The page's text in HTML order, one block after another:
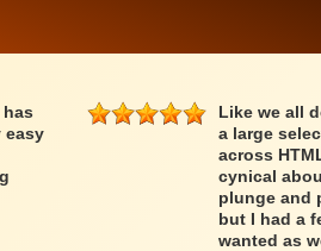
easy
Like we all
a large
across
cynical
plunge and
but I had a
wanted as